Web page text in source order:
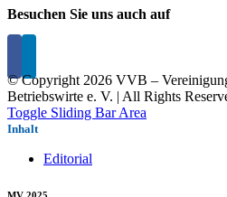
Besuchen Sie uns auch auf
© Copyright 2026 VVB –
Betriebswirte e. V. | All Rights
Toggle Sliding Bar Area
Inhalt
Editorial